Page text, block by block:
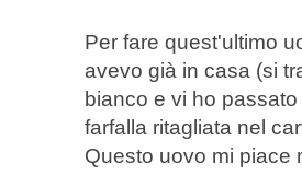
Per fare quest'ultimo
avevo già in casa (si
bianco e vi ho
farfalla ritagliata nel
Questo uovo mi piace